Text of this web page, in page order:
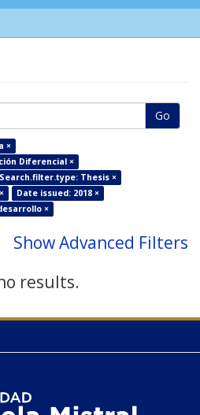
Go
×
Diferencial ×
Thesis ×
Date issued: 2018 ×
×
Show Advanced Filters
results.